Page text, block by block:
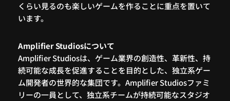
くらい見るのも楽しいゲームを作ることに重点を置いて
います。
Amplifier Studiosについて
Amplifier Studiosは、ゲーム業界の創造性、革新性、持
続可能な成長を促進することを目的とした、独立系ゲー
ム開発者の世界的な集団です。Amplifier Studiosファミ
リーの一員として、独立系チームが持続可能なスタジオ